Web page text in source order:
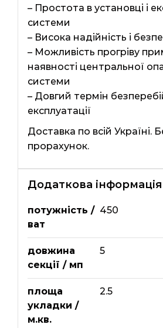
– Простота в установці і
системи
– Висока надійність і
– Можливість прогріву
наявності центральної
системи
– Довгий термін
експлуатації
Доставка по всій Україні.
прорахунок.
Додаткова інформація
потужність /
ват
450
довжина
секції / мп
5
площа
укладки /
м.кв.
2.5